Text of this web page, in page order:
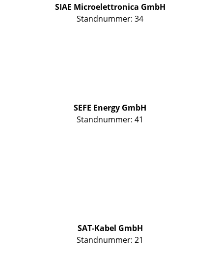
SIAE Microelettronica GmbH
Standnummer: 34
SEFE Energy GmbH
Standnummer: 41
SAT-Kabel GmbH
Standnummer: 21